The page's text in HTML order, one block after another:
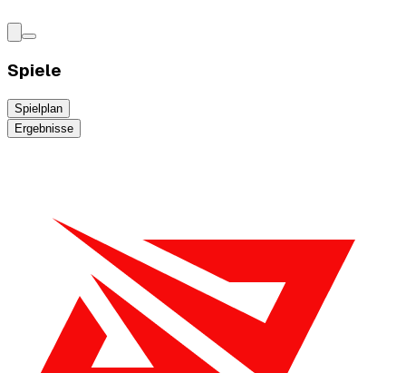
Spiele
Spielplan
Ergebnisse